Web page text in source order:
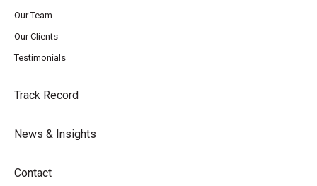
Our Team
Our Clients
Testimonials
Track Record
News & Insights
Contact